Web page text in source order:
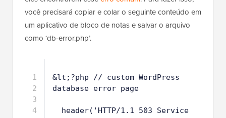
personalizada que será exibida aos usuários quando
eles encontrarem esse erro comum. Para fazer isso,
você precisará copiar e colar o seguinte conteúdo em
como ‘db-error.php’.
1
database error page